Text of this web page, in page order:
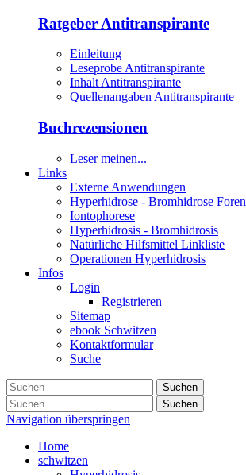
Ratgeber Antitranspirante
Einleitung
Leseprobe Antitranspirante
Inhalt Antitranspirante
Quellenangaben Antitranspirante
Buchrezensionen
Leser meinen...
Links
Externe Anwendungen
Hyperhidrose - Bromhidrose Foren
Iontophorese
Hyperhidrosis - Bromhidrosis
Natürliche Hilfsmittel Linkliste
Operationen Hyperhidrosis
Infos
Login
Registrieren
Sitemap
ebook Schwitzen
Kontaktformular
Suche
Suchen
Suchen
Navigation überspringen
Home
schwitzen